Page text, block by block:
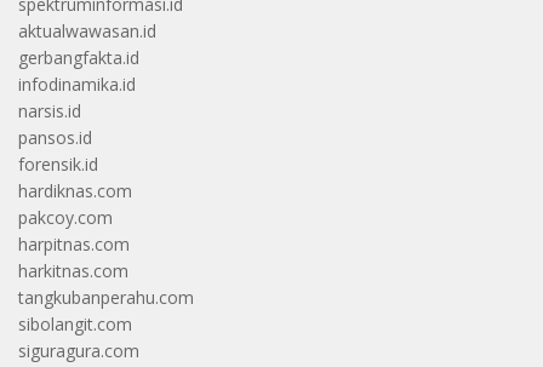
aktualwawasan.id
gerbangfakta.id
infodinamika.id
narsis.id
pansos.id
forensik.id
hardiknas.com
pakcoy.com
harpitnas.com
harkitnas.com
tangkubanperahu.com
sibolangit.com
siguragura.com